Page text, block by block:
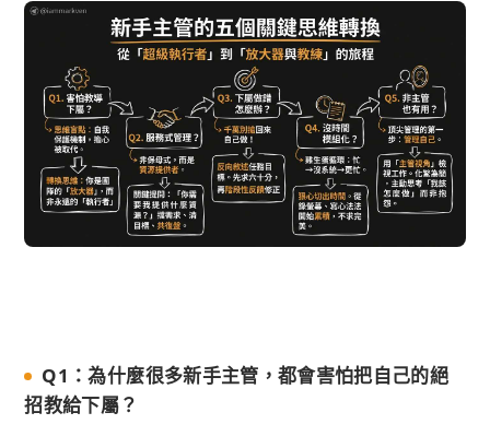
Q1：為什麼很多新手主管，都會害怕把自己的絕
招教給下屬？